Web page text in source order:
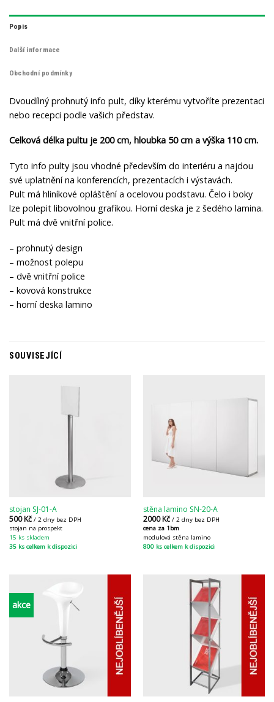
Popis
Další informace
Obchodní podmínky
Dvoudílný prohnutý info pult, díky kterému vytvoříte prezentaci
nebo recepci podle vašich představ.
Celková délka pultu je 200 cm, hloubka 50 cm a výška 110 cm.
Tyto info pulty jsou vhodné především do interiéru a najdou
své uplatnění na konferencích, prezentacích i výstavách.
Pult má hliníkové opláštění a ocelovou podstavu. Čelo i boky
lze polepit libovolnou grafikou. Horní deska je z šedého lamina.
Pult má dvě vnitřní police.
– prohnutý design
– možnost polepu
– dvě vnitřní police
– kovová konstrukce
– horní deska lamino
SOUVISEJÍCÍ
stojan SJ-01-A
500Kč / 2 dny bez DPH
stojan na prospekt
15 ks skladem
35 ks celkem k dispozici
stěna lamino SN-20-A
2000Kč / 2 dny bez DPH
cena za 1bm
modulová stěna lamino
800 ks celkem k dispozici
akce